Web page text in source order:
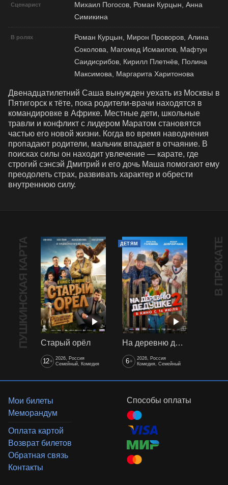
Сценарист
Михаил Погосов, Роман Курцын, Анна
Симикина
В ролях
Роман Курцын, Мирон Проворов, Алина
Соколова, Магомед Исмаилов, Мафтун
Саидисрибов, Кирилл Плетнёв, Полина
Максимова, Маргарита Харитонова
Двенадцатилетний Саша вынужден уехать из Москвы в
Пятигорск к тёте, пока родители-врачи находятся в
командировке в Африке. Местные дети, школьные
травли и конфликт с лидером Маратом становятся
частью его новой жизни. Когда во время наводнения
пропадают родители, мальчик впадает в отчаяние. В
поисках силы он находит увлечение — карате, где
строгий сэнсэй Дмитрий и его дочь Маша помогают ему
преодолеть страх, развивать характер и обрести
внутреннюю силу.
ПУШКИНСКАЯ КАРТА Старый орёл
12+ 2026, Россия
Семейный, Комедия
ДЕТЯМ
На деревню дедушке 2
6+
2026, Россия
Комедия, Семейный
В ПРОКАТЕ
Мои билеты
Меморандум
Оплата картой
Возврат билетов
Обратная связь
Контакты
Способы оплаты